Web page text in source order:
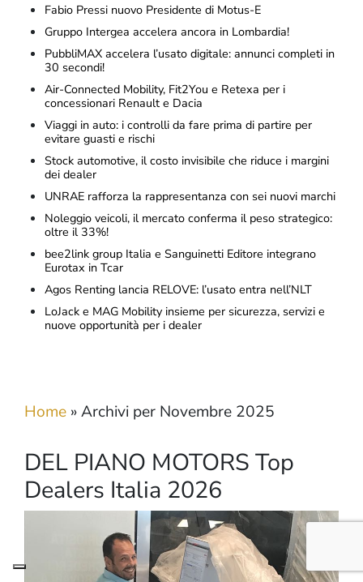
Fabio Pressi nuovo Presidente di Motus-E
Gruppo Intergea accelera ancora in Lombardia!
PubbliMAX accelera l’usato digitale: annunci completi in
30 secondi!
Air-Connected Mobility, Fit2You e Retexa per i
concessionari Renault e Dacia
Viaggi in auto: i controlli da fare prima di partire per
evitare guasti e rischi
Stock automotive, il costo invisibile che riduce i margini
dei dealer
UNRAE rafforza la rappresentanza con sei nuovi marchi
Noleggio veicoli, il mercato conferma il peso strategico:
oltre il 33%!
bee2link group Italia e Sanguinetti Editore integrano
Eurotax in Tcar
Agos Renting lancia RELOVE: l’usato entra nell’NLT
LoJack e MAG Mobility insieme per sicurezza, servizi e
nuove opportunità per i dealer
Home »Archivi per Novembre 2025
DEL PIANO MOTORS Top
Dealers Italia 2026